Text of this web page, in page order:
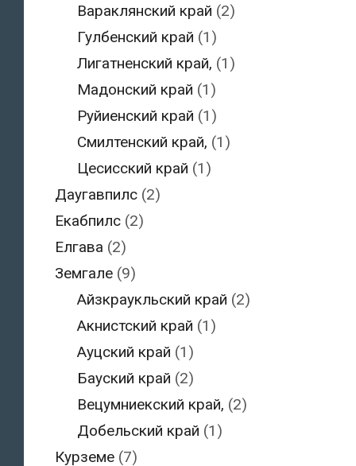
Вараклянский край (2)
Гулбенский край (1)
Лигатненский край, (1)
Мадонский край (1)
Руйиенский край (1)
Смилтенский край, (1)
Цесисский край (1)
Даугавпилс(2)
Екабпилс(2)
Елгава (2)
Земгале(9)
Айзкраукльский край (2)
Акнистский край (1)
Ауцский край (1)
Бауский край (2)
Вецумниекский край, (2)
Добельский край (1)
Курземе(7)